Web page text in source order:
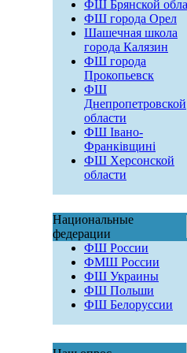
ФШ Брянской
ФШ города Орел
Шашечная школа
города Калязин
ФШ города
Прокопьевск
ФШ
Днепропетровской
области
ФШ Івано-
Франківщині
ФШ Херсонской
области
Национальные
федерации
ФШ России
ФМШ России
ФШ Украины
ФШ Польши
ФШ Белоруссии